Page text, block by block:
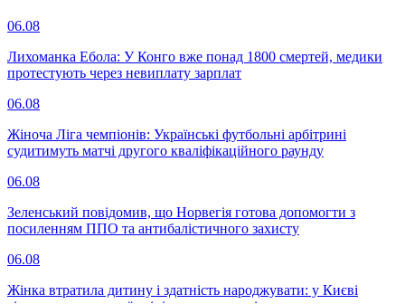
06.08
Лихоманка Ебола: У Конго вже понад 1800 смертей, медики
протестують через невиплату зарплат
06.08
Жіноча Ліга чемпіонів: Українські футбольні арбітрині
судитимуть матчі другого кваліфікаційного раунду
06.08
Зеленський повідомив, що Норвегія готова допомогти з
посиленням ППО та антибалістичного захисту
06.08
Жінка втратила дитину і здатність народжувати: у Києві